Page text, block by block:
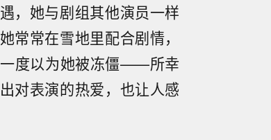
，她与剧组其他演员一样
常常在雪地里配合剧情，
一度以为她被冻僵——所幸
对表演的热爱，也让人感